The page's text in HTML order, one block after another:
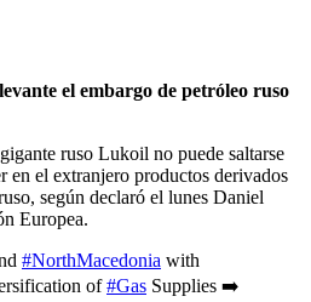
el embargo de petróleo ruso
ruso Lukoil no puede saltarse
en el extranjero productos derivados
según declaró el lunes Daniel
Europea.
#NorthMacedonia with
of#Gas Supplies ➡️